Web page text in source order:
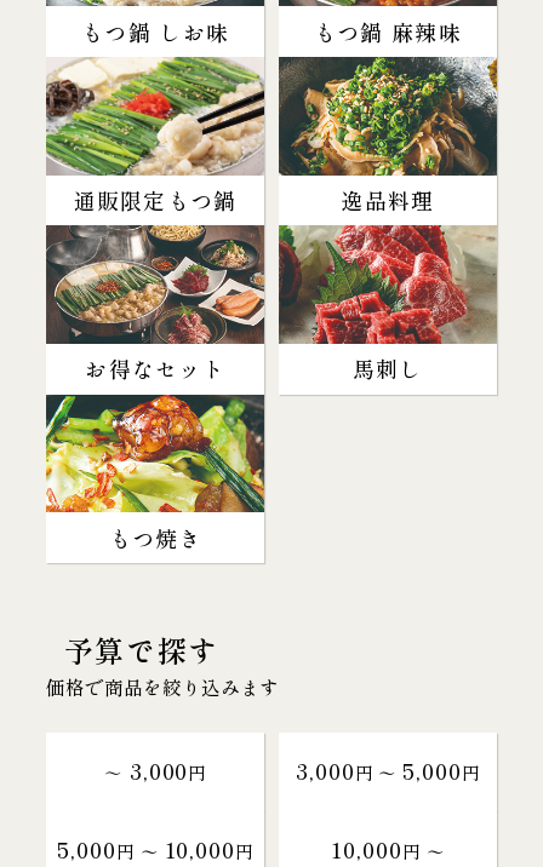
もつ鍋 しお味 もつ鍋 麻辣味
通販限定もつ鍋 逸品料理
お得なセット 馬刺し
もつ焼き
予算で探す
価格で商品を絞り込みます
～ 3,000円 3,000円 〜 5,000円
5,000円 〜 10,000円 10,000円 〜